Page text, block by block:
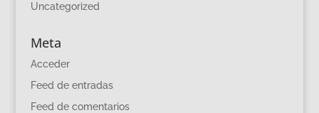
Uncategorized
Meta
Acceder
Feed de entradas
Feed de comentarios